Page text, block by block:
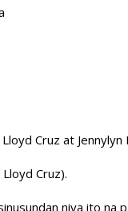
Cruz at Jennylyn
Cruz).
niya ito na